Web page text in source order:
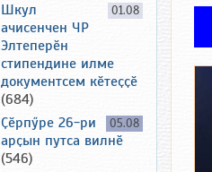
01.08
Шкул
ачисенчен ЧР
Элтеперӗн
стипендине илме
документсем кӗтеҫҫӗ
(684)
05.08
Ҫӗрпӳре 26-ри
арҫын путса вилнӗ
(546)